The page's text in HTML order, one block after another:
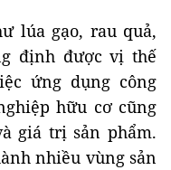
lúa gạo, rau quả,
định được vị thế
ứng dụng công
hữu cơ cũng
giá trị sản phẩm.
nhiều vùng sản